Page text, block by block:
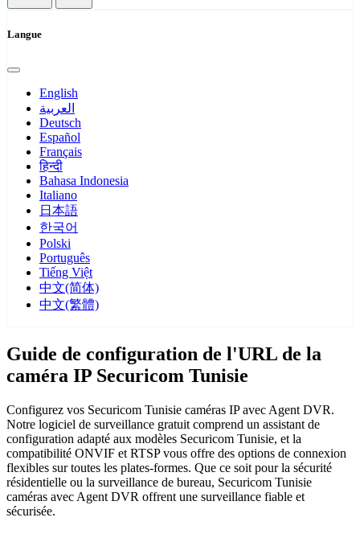
Langue
English
العربية
Deutsch
Español
Français
हिन्दी
Bahasa Indonesia
Italiano
日本語
한국어
Polski
Português
Tiếng Việt
中文(简体)
中文(繁體)
Guide de configuration de l'URL de la
caméra IP Securicom Tunisie
Configurez vos Securicom Tunisie caméras IP avec Agent DVR.
Notre logiciel de surveillance gratuit comprend un assistant de
configuration adapté aux modèles Securicom Tunisie, et la
compatibilité ONVIF et RTSP vous offre des options de connexion
flexibles sur toutes les plates-formes. Que ce soit pour la sécurité
résidentielle ou la surveillance de bureau, Securicom Tunisie
caméras avec Agent DVR offrent une surveillance fiable et
sécurisée.